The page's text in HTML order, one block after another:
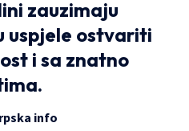
zauzimaju
uspjele ostvariti
i sa znatno
info